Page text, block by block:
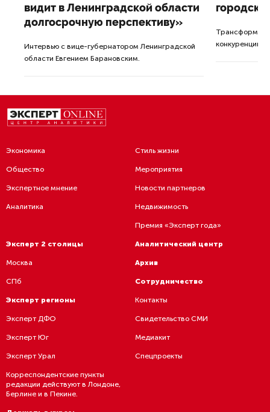
видит в Ленинградской области
долгосрочную перспективу»
Интервью с вице-губернатором Ленинградской
области Евгением Барановским.
конкуренции
Экономика
Общество
Экспертное мнение
Аналитика
Стиль жизни
Мероприятия
Новости партнеров
Недвижимость
Премия «Эксперт года»
Эксперт 2 столицы
Москва
СПб
Эксперт регионы
Эксперт ДФО
Эксперт Юг
Эксперт Урал
Корреспондентские пункты
редакции действуют в Лондоне,
Берлине и в Пекине.
Аналитический центр
Архив
Сотрудничество
Контакты
Свидетельство СМИ
Медиакит
Спецпроекты